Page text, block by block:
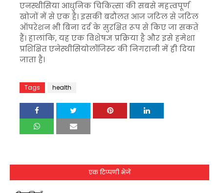
एनस्थीसिया आधुनिक चिकित्सा की सबसे महत्वपूर्ण
खोजों में से एक है। इसकी बदौलत आज जटिल से जटिल
ऑपरेशन भी बिना दर्द के सुरक्षित रूप से किए जा सकते
हैं। हालांकि, यह एक विशेषज्ञ प्रक्रिया है और इसे हमेशा
प्रशिक्षित एनेस्थीसियोलॉजिस्ट की निगरानी में ही दिया
जाता है।
Tags health
एक टिप्पणी भेजें